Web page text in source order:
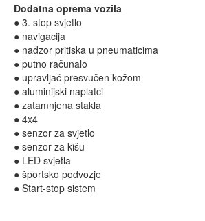
Dodatna oprema vozila
● 3. stop svjetlo
● navigacija
● nadzor pritiska u pneumaticima
● putno računalo
● upravljač presvučen kožom
● aluminijski naplatci
● zatamnjena stakla
● 4x4
● senzor za svjetlo
● senzor za kišu
● LED svjetla
● športsko podvozje
● Start-stop sistem